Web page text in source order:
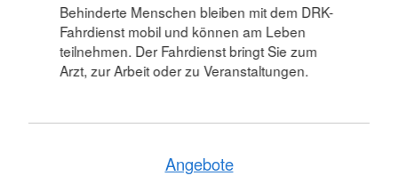
Behinderte Menschen bleiben mit dem DRK-
Fahrdienst mobil und können am Leben
teilnehmen. Der Fahrdienst bringt Sie zum
Arzt, zur Arbeit oder zu Veranstaltungen.
Angebote